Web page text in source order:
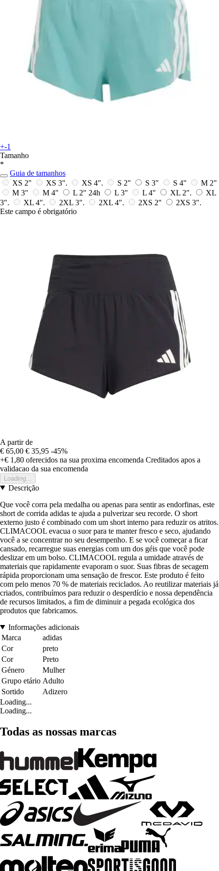
+-1
Tamanho
*
Guia de tamanhos
XS 2"
XS 3". XS 4". S 2" S 3" S 4"
M 2"
M 3"
M 4" L 2" 24h L 3" L 4" XL 2".
XL
3".
XL 4". 2XL 3". 2XL 4". 2XS 2"
2XS 3".
Este campo é obrigatório
A partir de
€ 65,00 € 35,95 -45%
+€ 1,80 oferecidos na sua proxima encomenda Creditados apos a
validacao da sua encomenda
Loading...
Descrição
Que você corra pela medalha ou apenas para sentir as endorfinas, este
short de corrida adidas te ajuda a pulverizar seu recorde. O short
externo justo é combinado com um short interno para reduzir os atritos.
CLIMACOOL evacua o suor para te manter fresco e seco, ajudando
você a se concentrar no seu desempenho. E se você começar a ficar
cansado, recarregue suas energias com um dos géis que você pode
deslizar em um bolso. CLIMACOOL regula a umidade através de
materiais que rapidamente evaporam o suor. Suas fibras de secagem
rápida proporcionam uma sensação de frescor. Este produto é feito
com pelo menos 70 % de materiais reciclados. Ao reutilizar materiais já
criados, contribuímos para reduzir o desperdício e nossa dependência
de recursos limitados, a fim de diminuir a pegada ecológica dos
produtos que fabricamos.
Informações adicionais
Marca
adidas
Cor
preto
Cor
Preto
Género
Mulher
Grupo etário Adulto
Sortido
Adizero
Loading...
Loading...
Todas as nossas marcas